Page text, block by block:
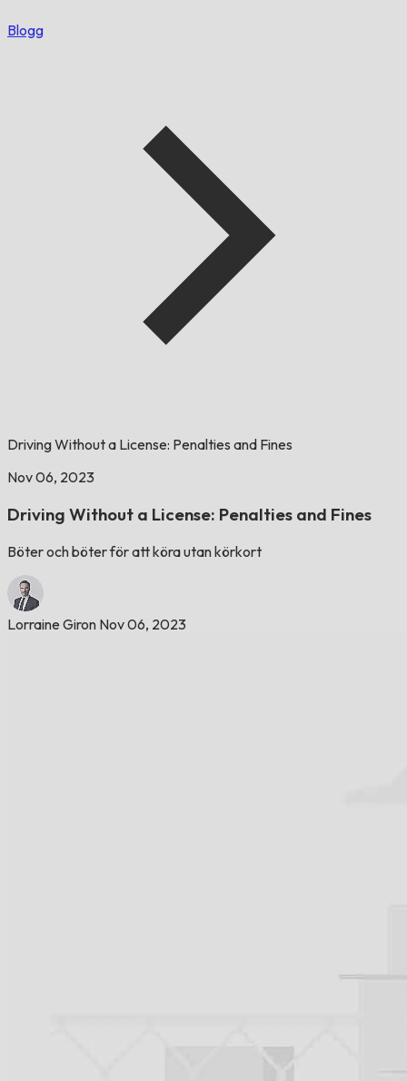
Blogg
Driving Without a License: Penalties and Fines
Nov 06, 2023
Driving Without a License: Penalties and Fines
Böter och böter för att köra utan körkort
Lorraine Giron Nov 06, 2023